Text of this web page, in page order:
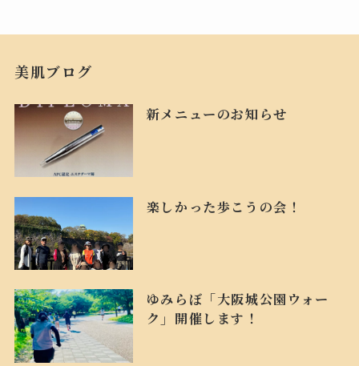
美肌ブログ
新メニューのお知らせ
楽しかった歩こうの会！
ゆみらぼ「大阪城公園ウォー
ク」開催します！